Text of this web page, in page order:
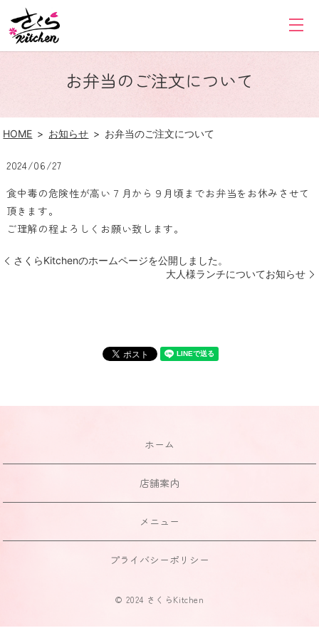
お弁当のご注文について
HOME お知らせ お弁当のご注文について
2024/06/27
食中毒の危険性が高い７月から９月頃までお弁当をお休みさせて
頂きます。
ご理解の程よろしくお願い致します。
さくらKitchenのホームページを公開しました。
大人様ランチについてお知らせ
ホーム
店舗案内
メニュー
プライバシーポリシー
© 2024 さくらKitchen